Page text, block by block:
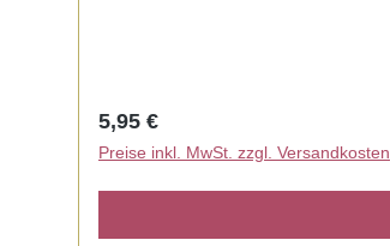
Regulärer Preis:
5,95 €
Preise inkl. MwSt. zzgl. Versandkosten